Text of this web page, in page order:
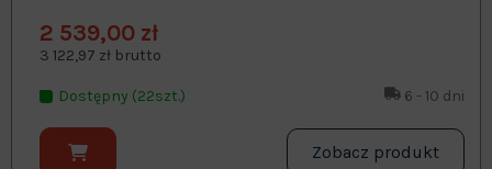
2 539,00 zł
3 122,97 zł brutto
Dostępny (22szt.) 6 - 10 dni
Zobacz produkt